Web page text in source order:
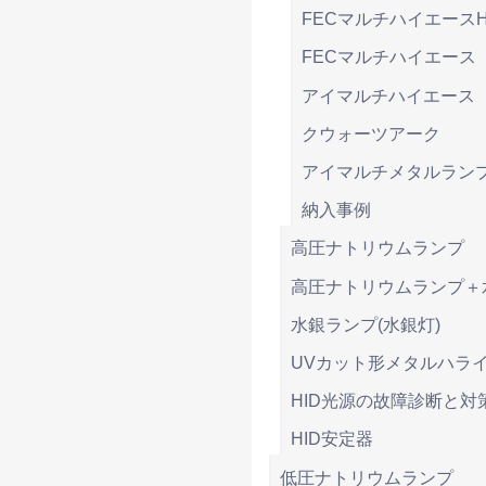
FECマルチハイエースH
FECマルチハイエース
アイマルチハイエース
クウォーツアーク
アイマルチメタルラン
納入事例
高圧ナトリウムランプ
高圧ナトリウムランプ
水銀ランプ(水銀灯)
UVカット形メタルハラ
HID光源の故障診断と対
HID安定器
低圧ナトリウムランプ